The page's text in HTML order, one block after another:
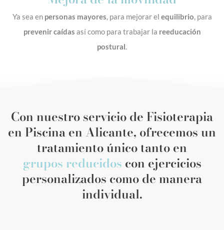
Ya sea en personas mayores, para mejorar el equilibrio, para
prevenir caídas así como para trabajar la reeducación
postural.
Con nuestro servicio de Fisioterapia
en Piscina en Alicante, ofrecemos un
tratamiento único tanto en
grupos reducidos con ejercicios
personalizados como de manera
individual.